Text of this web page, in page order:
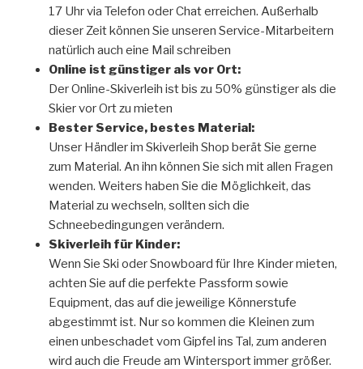
17 Uhr via Telefon oder Chat erreichen. Außerhalb
dieser Zeit können Sie unseren Service-Mitarbeitern
natürlich auch eine Mail schreiben
Online ist günstiger als vor Ort:
Der Online-Skiverleih ist bis zu 50% günstiger als die
Skier vor Ort zu mieten
Bester Service, bestes Material:
Unser Händler im Skiverleih Shop berät Sie gerne
zum Material. An ihn können Sie sich mit allen Fragen
wenden. Weiters haben Sie die Möglichkeit, das
Material zu wechseln, sollten sich die
Schneebedingungen verändern.
Skiverleih für Kinder:
Wenn Sie Ski oder Snowboard für Ihre Kinder mieten,
achten Sie auf die perfekte Passform sowie
Equipment, das auf die jeweilige Könnerstufe
abgestimmt ist. Nur so kommen die Kleinen zum
einen unbeschadet vom Gipfel ins Tal, zum anderen
wird auch die Freude am Wintersport immer größer.